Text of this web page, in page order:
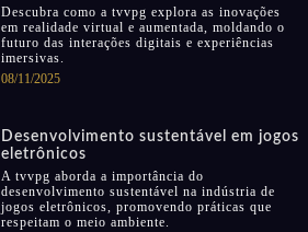
Descubra como a tvvpg explora as inovações
em realidade virtual e aumentada, moldando o
futuro das interações digitais e experiências
imersivas.
08/11/2025
Desenvolvimento sustentável em jogos
eletrônicos
A tvvpg aborda a importância do
desenvolvimento sustentável na indústria de
jogos eletrônicos, promovendo práticas que
respeitam o meio ambiente.